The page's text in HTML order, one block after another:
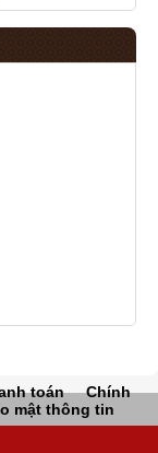
toán
Chính
mật thông tin